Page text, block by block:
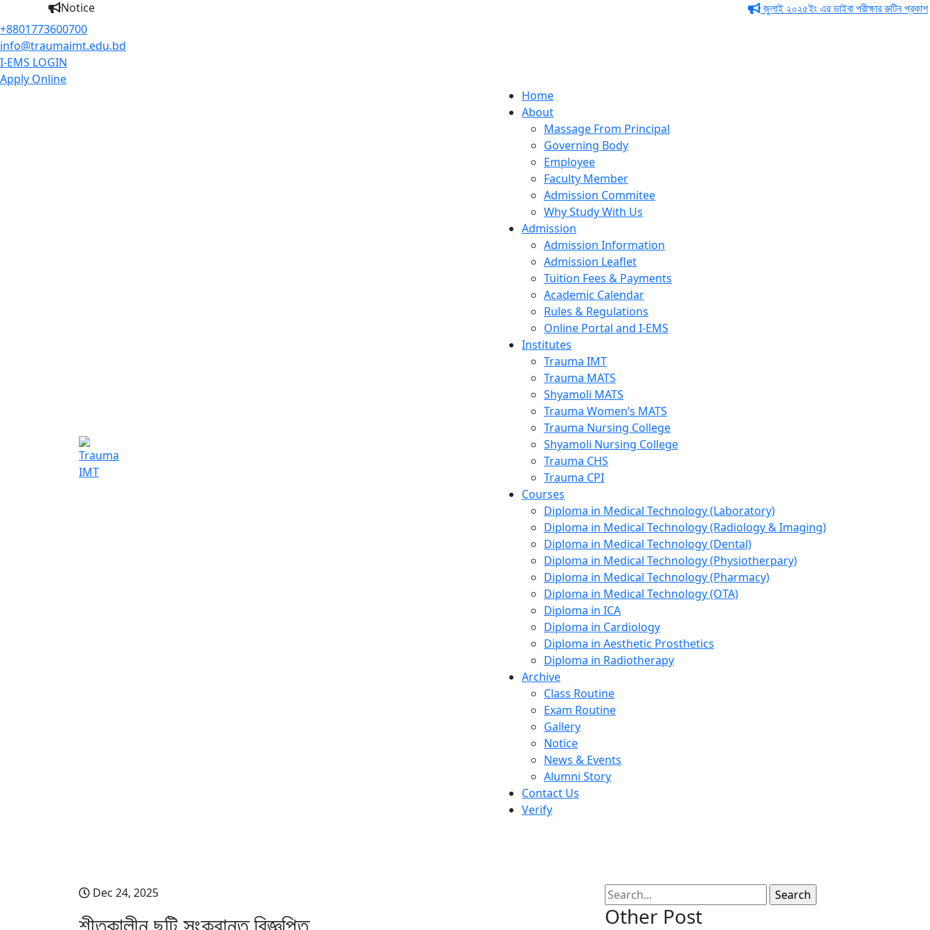
Notice জুলাই ২০২৫ইং এর ভাইবা পরীক্ষার রুটিন প্রকাশ
+8801773600700
info@traumaimt.edu.bd
I-EMS LOGIN
Apply Online
Home
About
Massage From Principal
Governing Body
Employee
Faculty Member
Admission Commitee
Why Study With Us
Admission
Admission Information
Admission Leaflet
Tuition Fees & Payments
Academic Calendar
Rules & Regulations
Online Portal and I-EMS
Institutes
Trauma IMT
Trauma MATS
Shyamoli MATS
Trauma Women’s MATS
Trauma Nursing College
Shyamoli Nursing College
Trauma CHS
Trauma CPI
Courses
Diploma in Medical Technology (Laboratory)
Diploma in Medical Technology (Radiology & Imaging)
Diploma in Medical Technology (Dental)
Diploma in Medical Technology (Physiotherpary)
Diploma in Medical Technology (Pharmacy)
Diploma in Medical Technology (OTA)
Diploma in ICA
Diploma in Cardiology
Diploma in Aesthetic Prosthetics
Diploma in Radiotherapy
Archive
Class Routine
Exam Routine
Gallery
Notice
News & Events
Alumni Story
Contact Us
Verify
Dec 24, 2025
Other Post